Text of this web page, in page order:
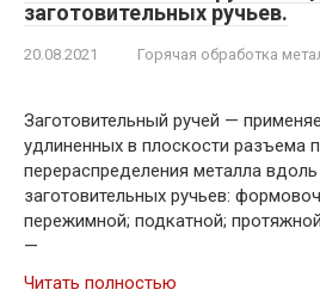
заготовительных ручьев.
20.08.2021 Горячая обработка
Заготовительный ручей —
удлиненных в плоскости разъема
перераспределения металла
заготовительных ручьев:
пережимной; подкатной;
—
Читать полностью